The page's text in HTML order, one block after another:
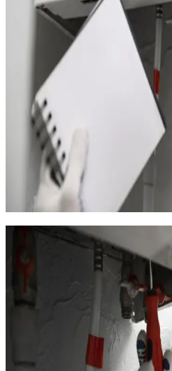
PAC air/air monosplit pour
climatisée)
PAC air/air multisplit pour
Solutions compactes avec
petits espaces
Le climat de Montpellier est
En hiver, le COP dépasse 3,5, ce
d'électricité consommée, la PAC
euros de chaleur. Sur un studio
euros de facture annuelle,
Certifié
QualiPac RGE
, nous
MaPrimeRénov' et CEE. Devis
Dépannage
Plan des 4 Seigneurs
Panne de chauffage au Plan des 4
Dans un logement mal isolé des
TCS Plomberie
pour vous redonner la chaleur.
Nous traitons au Plan des 4